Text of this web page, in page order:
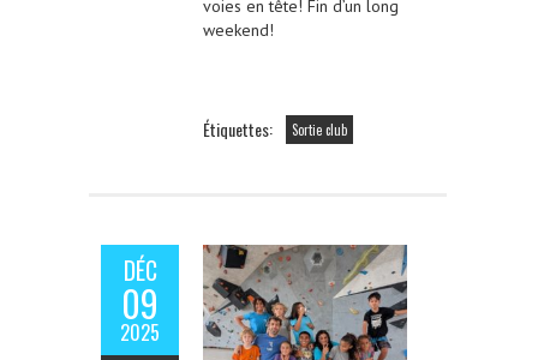
voies en tête! Fin d’un long
weekend!
Étiquettes: Sortie club
DÉC
09
2025